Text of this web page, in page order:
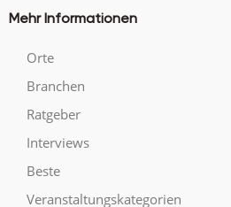
Mehr Informationen
Orte
Branchen
Ratgeber
Interviews
Beste
Veranstaltungskategorien